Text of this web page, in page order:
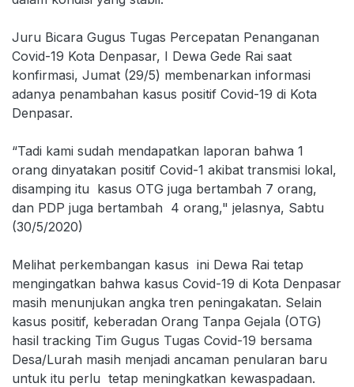
Juru Bicara Gugus Tugas Percepatan Penanganan
Covid-19 Kota Denpasar, I Dewa Gede Rai saat
konfirmasi, Jumat (29/5) membenarkan informasi
adanya penambahan kasus positif Covid-19 di Kota
Denpasar.
“Tadi kami sudah mendapatkan laporan bahwa 1
orang dinyatakan positif Covid-1 akibat transmisi lokal,
disamping itu kasus OTG juga bertambah 7 orang,
dan PDP juga bertambah 4 orang," jelasnya, Sabtu
(30/5/2020)
Melihat perkembangan kasus ini Dewa Rai tetap
mengingatkan bahwa kasus Covid-19 di Kota Denpasar
masih menunjukan angka tren peningakatan. Selain
kasus positif, keberadan Orang Tanpa Gejala (OTG)
hasil tracking Tim Gugus Tugas Covid-19 bersama
Desa/Lurah masih menjadi ancaman penularan baru
untuk itu perlu tetap meningkatkan kewaspadaan.